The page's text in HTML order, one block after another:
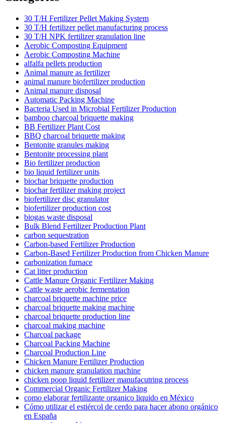
30 T/H Fertilizer Pellet Making System
30 T/H fertilizer pellet manufacturing process
30 T/H NPK fertilizer granulation line
Aerobic Composting Equipment
Aerobic Composting Machine
alfalfa pellets production
Animal manure as fertilizer
animal manure biofertilizer production
Animal manure disposal
Automatic Packing Machine
Bacteria Used in Microbial Fertilizer Production
bamboo charcoal briquette making
BB Fertilizer Plant Cost
BBQ charcoal briquette making
Bentonite granules making
Bentonite processing plant
Bio fertilizer production
bio liquid fertilizer units
biochar briquette production
biochar fertilizer making project
biofertilizer disc granulator
biofertilizer production cost
biogas waste disposal
Bulk Blend Fertilizer Production Plant
carbon sequestration
Carbon-based Fertilizer Production
Carbon-Based Fertilizer Production from Chicken Manure
carbonization furnace
Cat litter production
Cattle Manure Organic Fertilizer Making
Cattle waste aerobic fermentation
charcoal briquette machine price
charcoal briquette making machine
charcoal briquette production line
charcoal making machine
Charcoal package
Charcoal Packing Machine
Charcoal Production Line
Chicken Manure Fertilizer Production
chicken manure granulation machine
chicken poop liquid fertilizer manufacutring process
Commercial Organic Fertilizer Making
como elaborar fertilizante organico liquido en México
Cómo utilizar el estiércol de cerdo para hacer abono orgánico
en España